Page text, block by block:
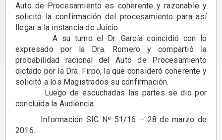
Auto de Procesamiento es coherente y razonable y
solicitó la confirmación del procesamiento para así
llegar a la instancia de Juicio.
A su turno el Dr. García coincidió con lo
expresado por la Dra. Romero y compartió la
probabilidad racional del Auto de Procesamiento
dictado por la Dra. Firpo, la que consideró coherente y
solicitó a los Magistrados su confirmación.
Luego de escuchadas las partes se dio por
concluida la Audiencia.
Información SIC Nº 51/16 – 28 de marzo de
2016.